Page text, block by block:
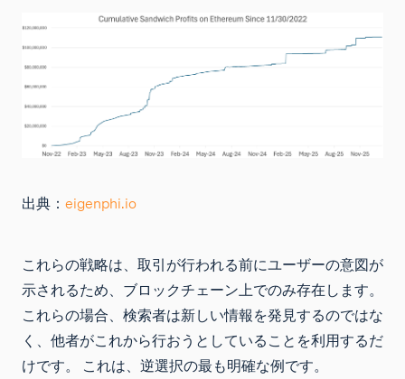
出典： eigenphi.io
これらの戦略は、取引が行われる前にユーザーの意図が
示されるため、ブロックチェーン上でのみ存在します。
これらの場合、検索者は新しい情報を発見するのではな
く、他者がこれから行おうとしていることを利用するだ
けです。 これは、逆選択の最も明確な例です。